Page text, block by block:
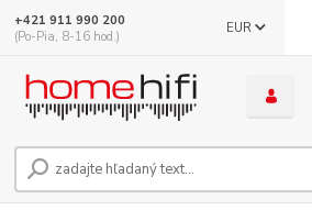
EUR
+421 911 990 200
(Po-Pia, 8-16 hod.)